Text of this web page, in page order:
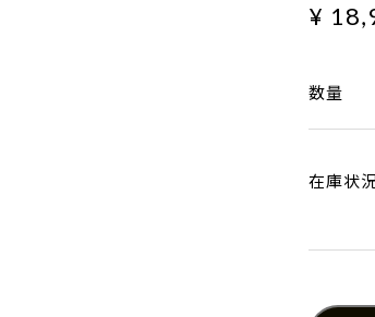
¥
数量
在庫状